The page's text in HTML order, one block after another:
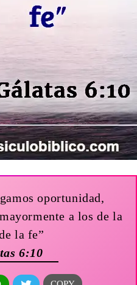
oportunidad,
a los de la
la fe”
6:10